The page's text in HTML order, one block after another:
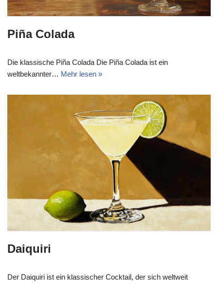
Piña Colada
Die klassische Piña Colada Die Piña Colada ist ein
weltbekannter… Mehr lesen »
Daiquiri
Der Daiquiri ist ein klassischer Cocktail, der sich weltweit